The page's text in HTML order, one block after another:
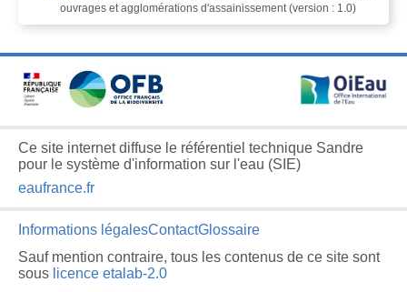
ouvrages et agglomérations d'assainissement (version : 1.0)
Ce site internet diffuse le référentiel technique Sandre
pour le système d'information sur l'eau (SIE)
eaufrance.fr
Informations légalesContactGlossaire
Sauf mention contraire, tous les contenus de ce site sont
sous licence etalab-2.0